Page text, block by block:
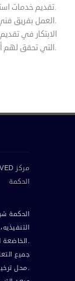
* تقديم خدمات استشاريه متخصصخ في السو ق الخليجي العالمي.
* العمل بفريق فني ذو مؤهلات وخبرات علميه وعمليه على أعلى مستوى.
التي تحقق لهم أعلى العوائد.
مركز
الحكمة
الخاضعة لقانون 27 من قانون سوق المال المصري.
جميع
محل ترخيص وعمل الشركة.